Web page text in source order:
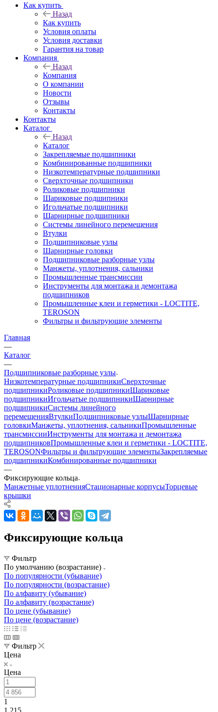
Как купить
Назад
Как купить
Условия оплаты
Условия доставки
Гарантия на товар
Компания
Назад
Компания
О компании
Новости
Отзывы
Контакты
Контакты
Каталог
Назад
Каталог
Закрепляемые подшипники
Комбинированные подшипники
Низкотемпературные подшипники
Сверхточные подшипники
Роликовые подшипники
Шариковые подшипники
Игольчатые подшипники
Шарнирные подшипники
Системы линейного перемещения
Втулки
Подшипниковые узлы
Шарнирные головки
Подшипниковые разборные узлы
Манжеты, уплотнения, сальники
Промышленные трансмиссии
Инструменты для монтажа и демонтажа
подшипников
Промышленные клеи и герметики - LOCTITE,
TEROSON
Фильтры и фильтрующие элементы
Главная
—
Каталог
—
Подшипниковые разборные узлы
Низкотемпературные подшипникиСверхточные
подшипникиРоликовые подшипникиШариковые
подшипникиИгольчатые подшипникиШарнирные
подшипникиСистемы линейного
перемещенияВтулкиПодшипниковые узлыШарнирные
головкиМанжеты, уплотнения, сальникиПромышленные
трансмиссииИнструменты для монтажа и демонтажа
подшипниковПромышленные клеи и герметики - LOCTITE,
TEROSONФильтры и фильтрующие элементыЗакрепляемые
подшипникиКомбинированные подшипники
—
Фиксирующие кольца
Манжетные уплотненияСтационарные корпусыТорцевые
крышки
Фиксирующие кольца
Фильтр
По умолчанию (возрастание)
По популярности (убывание)
По популярности (возрастание)
По алфавиту (убывание)
По алфавиту (возрастание)
По цене (убывание)
По цене (возрастание)
Фильтр
Цена
Цена
1
1 215